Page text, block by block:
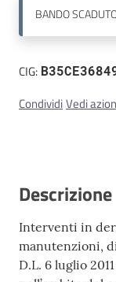
BANDO
CIG:
CondividiVedi
Descrizione
Interventi in
manutenzioni,
D.L. 6 luglio